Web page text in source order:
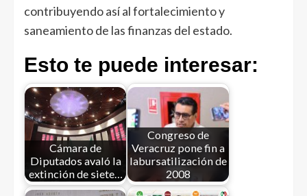
contribuyendo así al fortalecimiento y
saneamiento de las finanzas del estado.
Esto te puede interesar:
Cámara de
Diputados avaló la
extinción de siete…
Congreso de
Veracruz pone fin a
labursatilización de
2008